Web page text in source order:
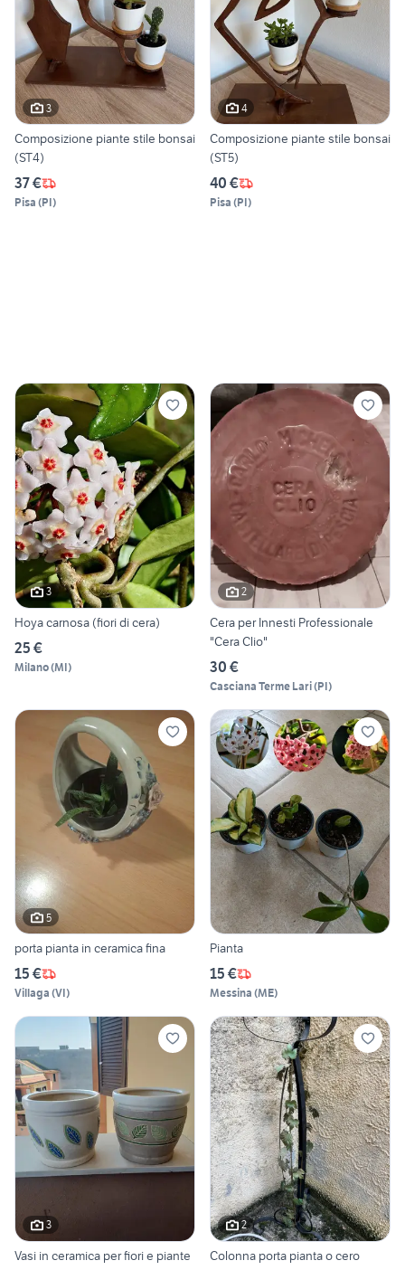
3
Composizione piante stile bonsai
(ST4)
37 €
Pisa (PI)
4
Composizione piante stile bonsai
(ST5)
40 €
Pisa (PI)
3
Hoya carnosa (fiori di cera)
25 €
Milano(MI)
2
Cera per Innesti Professionale
"Cera Clio"
30 €
Casciana Terme Lari(PI)
5
porta pianta in ceramica fina
15 €
Villaga (VI)
Pianta
15 €
Messina (ME)
3
Vasi in ceramica per fiori e piante
2
Colonna porta pianta o cero